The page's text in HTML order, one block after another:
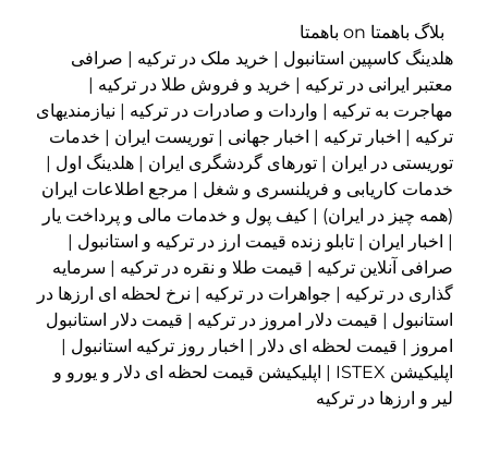
بلاگ باهمتا on باهمتا
هلدینگ کاسپین استانبول | خرید ملک در ترکیه | صرافی
معتبر ایرانی در ترکیه | خرید و فروش طلا در ترکیه |
مهاجرت به ترکیه | واردات و صادرات در ترکیه | نیازمندیهای
ترکیه | اخبار ترکیه | اخبار جهانی | توریست ایران | خدمات
توریستی در ایران | تورهای گردشگری ایران | هلدینگ اول |
خدمات کاریابی و فریلنسری و شغل | مرجع اطلاعات ایران
(همه چیز در ایران) | کیف پول و خدمات مالی و پرداخت یار
| اخبار ایران | تابلو زنده قیمت ارز در ترکیه و استانبول |
صرافی آنلاین ترکیه | قیمت طلا و نقره در ترکیه | سرمایه
گذاری در ترکیه | جواهرات در ترکیه | نرخ لحظه ای ارزها در
استانبول | قیمت دلار امروز در ترکیه | قیمت دلار استانبول
امروز | قیمت لحظه ای دلار | اخبار روز ترکیه استانبول |
اپلیکیشن ISTEX | اپلیکیشن قیمت لحظه ای دلار و یورو و
لیر و ارزها در ترکیه